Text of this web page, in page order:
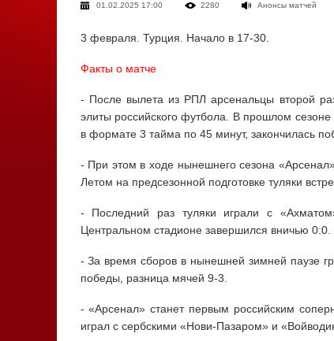
01.02.2025 17:00 2280 Анонсы матчей
3 февраля. Турция. Начало в 17-30.
Факты о матче
- После вылета из РПЛ арсенальцы второй
элиты российского футбола. В прошлом
в формате 3 тайма по 45 минут, закончилась
- При этом в ходе нынешнего сезона
Летом на предсезонной подготовке туляки
- Последний раз туляки играли с
Центральном стадионе завершился вничью 0:0.
- За время сборов в нынешней зимней паузе
победы, разница мячей 9-3.
- «Арсенал» станет первым российским
играл с сербскими «Нови-Пазаром» и